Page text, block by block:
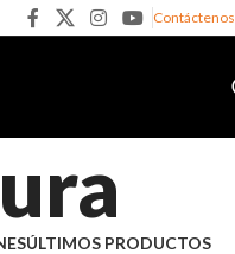
Contáctenos
ÚLTIMOS PRODUCTOS